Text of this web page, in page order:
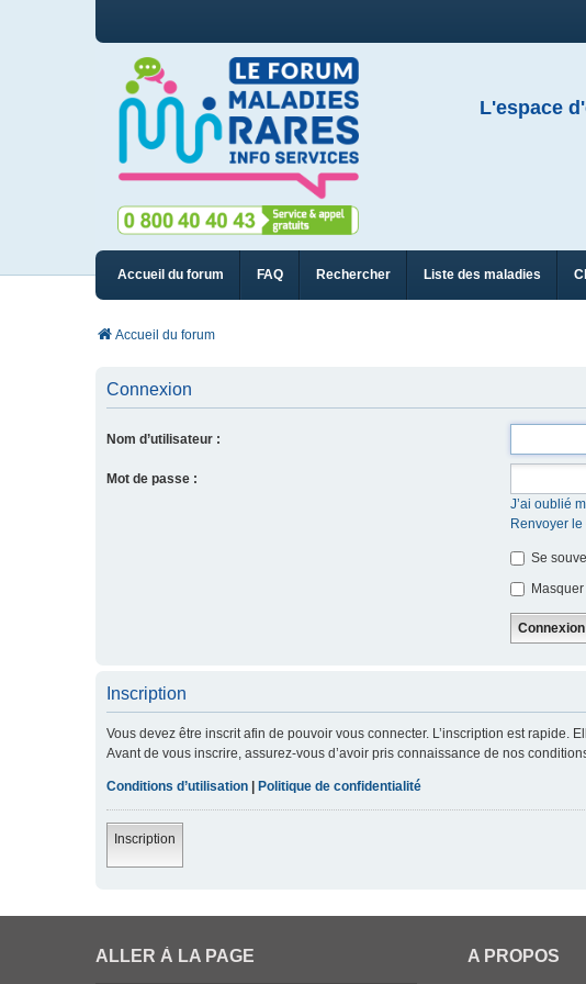
L'espace
Accueil du forum FAQ Rechercher Liste des maladies
Accueil du forum
Connexion
Nom d’utilisateur :
Mot de passe :
J’ai oublié
Renvoyer le
Se
Inscription
Vous devez être inscrit afin de pouvoir vous connecter. L’inscription est
Avant de vous inscrire, assurez-vous d’avoir pris connaissance de nos
Conditions d’utilisation Politique de confidentialité
Inscription
ALLER À LA PAGE A PROPOS